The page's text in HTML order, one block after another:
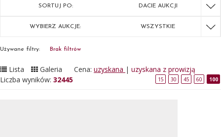
SORTUJ PO: DACIE AUKCJI
WYBIERZ AUKCJE: WSZYSTKIE
Używane filtry: Brak filtrów
Lista Galeria Cena: uzyskana | uzyskana z prowizją
Liczba wyników: 32445 15 30 45 60 100